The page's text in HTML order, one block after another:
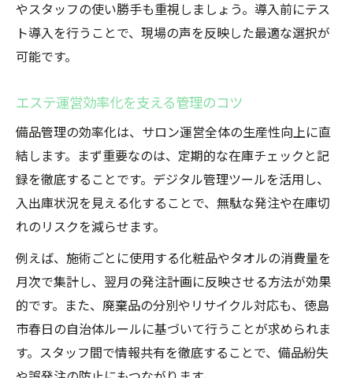
やスタッフの使い勝手も重視しましょう。導入前にテス
ト導入を行うことで、現場の声を反映した最適な選択が
可能です。
エステ運営効率化を支える管理のコツ
備品管理の効率化は、サロン運営全体の生産性向上に直
結します。まず重要なのは、定期的な在庫チェックと記
録を徹底することです。デジタル管理ツールを活用し、
入出庫状況を見える化することで、無駄な発注や在庫切
れのリスクを減らせます。
例えば、施術ごとに使用する化粧品やタオルの消費量を
月次で集計し、翌月の発注計画に反映させる方法が効果
的です。また、廃棄品の分別やリサイクル対応も、徳島
市春日の自治体ルールに基づいて行うことが求められま
す。スタッフ間で情報共有を徹底することで、備品紛失